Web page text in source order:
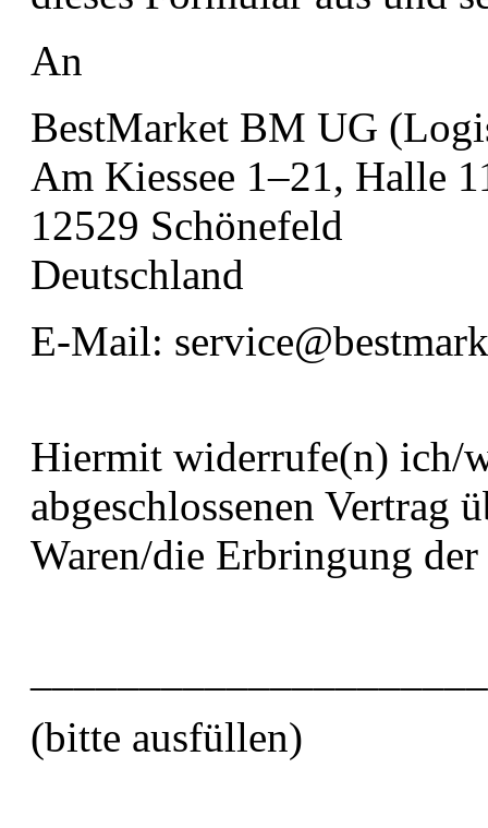
An
BestMarket BM UG
Am Kiessee 1–21, Halle
12529 Schönefeld
Deutschland
E-Mail:
Hiermit widerrufe(n) ich/
abgeschlossenen Vertrag
Waren/die Erbringung
(bitte ausfüllen)